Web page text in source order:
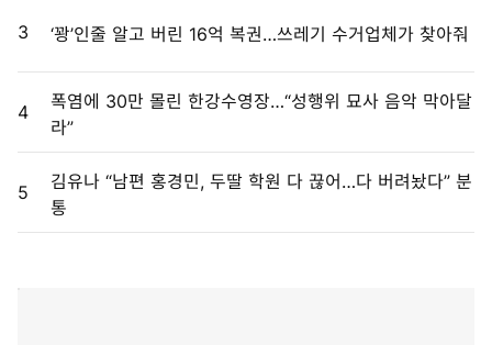
3 ‘꽝’인줄 알고 버린 16억 복권…쓰레기 수거업체가 찾아줘
4
폭염에 30만 몰린 한강수영장…“성행위 묘사 음악 막아달
라”
5
김유나 “남편 홍경민, 두딸 학원 다 끊어…다 버려놨다” 분
통